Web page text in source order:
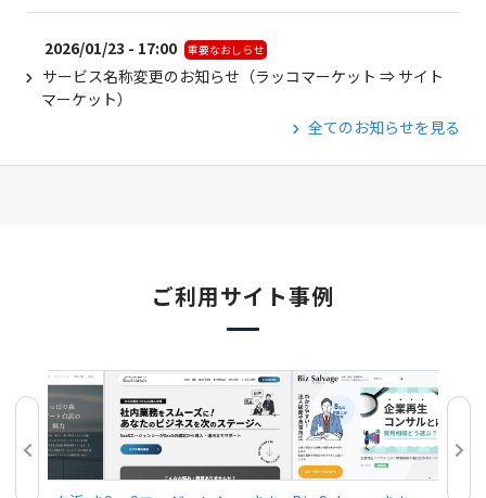
2026/01/23 - 17:00 重要なおしらせ
サービス名称変更のお知らせ（ラッコマーケット ⇒ サイト
マーケット）
全てのお知らせを見る
ご利用サイト事例